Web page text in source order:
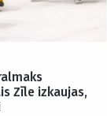
Zīle izkaujas,